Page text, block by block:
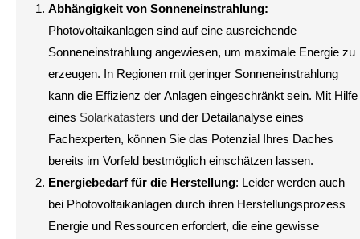
Abhängigkeit von Sonneneinstrahlung:
Photovoltaikanlagen sind auf eine ausreichende
Sonneneinstrahlung angewiesen, um maximale Energie zu
erzeugen. In Regionen mit geringer Sonneneinstrahlung
kann die Effizienz der Anlagen eingeschränkt sein. Mit Hilfe
eines Solarkatasters und der Detailanalyse eines
Fachexperten, können Sie das Potenzial Ihres Daches
bereits im Vorfeld bestmöglich einschätzen lassen.
Energiebedarf für die Herstellung: Leider werden auch
bei Photovoltaikanlagen durch ihren Herstellungsprozess
Energie und Ressourcen erfordert, die eine gewisse